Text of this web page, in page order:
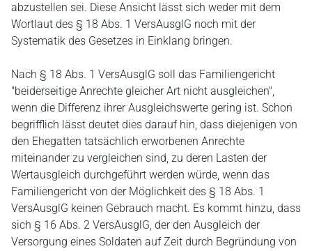
abzustellen sei. Diese Ansicht lässt sich weder mit dem
Wortlaut des § 18 Abs. 1 VersAusglG noch mit der
Systematik des Gesetzes in Einklang bringen.
Nach § 18 Abs. 1 VersAusglG soll das Familiengericht
"beiderseitige Anrechte gleicher Art nicht ausgleichen",
wenn die Differenz ihrer Ausgleichswerte gering ist. Schon
begrifflich lässt deutet dies darauf hin, dass diejenigen von
den Ehegatten tatsächlich erworbenen Anrechte
miteinander zu vergleichen sind, zu deren Lasten der
Wertausgleich durchgeführt werden würde, wenn das
Familiengericht von der Möglichkeit des § 18 Abs. 1
VersAusglG keinen Gebrauch macht. Es kommt hinzu, dass
sich § 16 Abs. 2 VersAusglG, der den Ausgleich der
Versorgung eines Soldaten auf Zeit durch Begründung von